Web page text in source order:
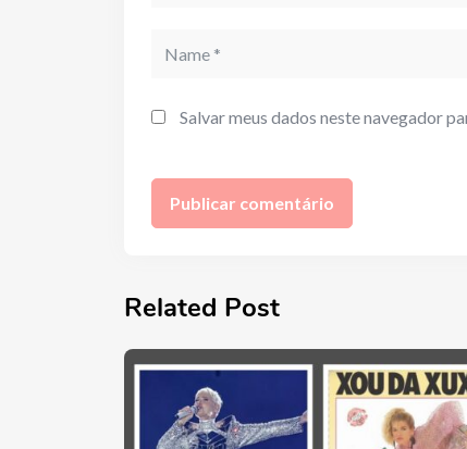
Salvar meus dados neste navegador
Related Post